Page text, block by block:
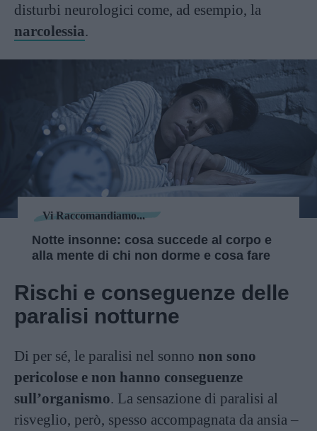
disturbi neurologici come, ad esempio, la
narcolessia.
Vi Raccomandiamo...
Notte insonne: cosa succede al corpo e
alla mente di chi non dorme e cosa fare
Rischi e conseguenze delle
paralisi notturne
Di per sé, le paralisi nel sonno non sono
pericolose e non hanno conseguenze
sull’organismo. La sensazione di paralisi al
risveglio, però, spesso accompagnata da ansia –